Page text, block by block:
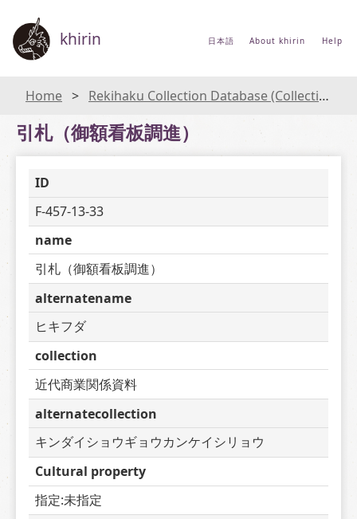
khirin 日本語 About khirin Help
Home Rekihaku Collection Database (Collections Database of the National Museum of Japanese History)
引札（御額看板調進）
ID
F-457-13-33
name
引札（御額看板調進）
alternatename
ヒキフダ
collection
近代商業関係資料
alternatecollection
キンダイショウギョウカンケイシリョウ
Cultural property
指定:未指定